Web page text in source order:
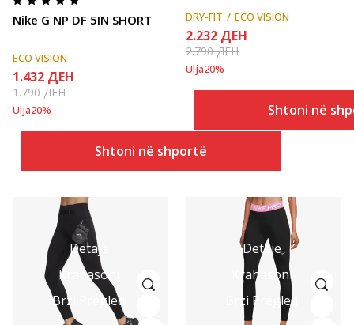
Nike G NP DF 5IN SHORT
ECO VISION
1.432 ДЕН
1.790ДЕН
Ulja20%
Shtoni në shportë
DRY-FIT ECO VISION
2.232 ДЕН
2.790ДЕН
Ulja20%
Shtoni në
Detaje
Krahasoni
Brzi Pregled
Detaje
Krahasoni
Brzi Pregled